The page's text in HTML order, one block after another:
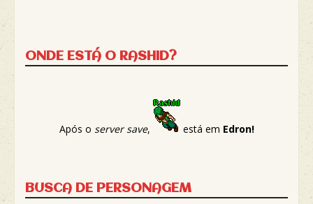
ONDE ESTÁ O RASHID?
Após o server save, está em Edron!
BUSCA DE PERSONAGEM